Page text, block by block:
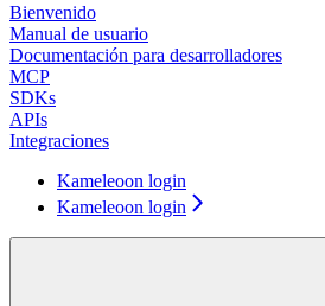
Bienvenido
Manual de usuario
Documentación para desarrolladores
MCP
SDKs
APIs
Integraciones
Kameleoon login
Kameleoon login